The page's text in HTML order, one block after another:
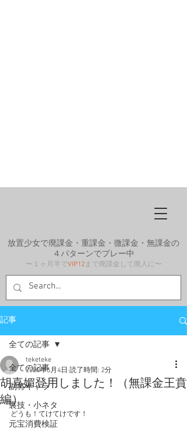
放置少女で廃課金・重課金・微課金・無課金の
４パターンでプレー中
〜１ヶ月半でVIP12まで廃課金して廃人に〜
記事
全ての記事
副将キャラ
裏技・小ネタ
元宝消費検証
全ての記事
胡喜媚登用しました！（無課金王賁
編）
teketeke
2020年6月4日 読了時間: 2分
どうも！てけてけです！